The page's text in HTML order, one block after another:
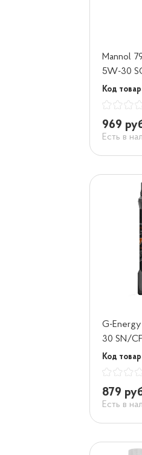
Mannol
5W-30
Код
969
Есть в
G-
30 SN/
Код
879
Есть в